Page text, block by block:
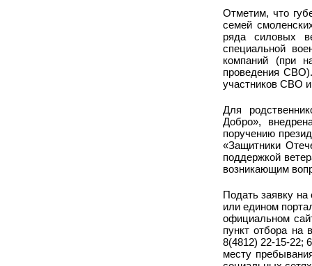
Отметим, что
семей
ряда силовых
специальной
компаний (при
проведения
участников СВО
Для
Добро»,
поручению
«Защитники
поддержкой
возникающим
Подать заявку
или едином
официальном
пункт отбора на
8(4812) 22-15-22;
месту